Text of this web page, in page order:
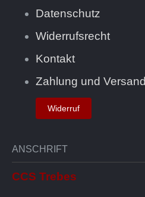
Datenschutz
Widerrufsrecht
Kontakt
Zahlung und Versand
Widerruf
ANSCHRIFT
CCS Trebes